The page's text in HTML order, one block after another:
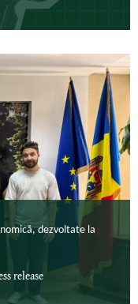
dezvoltate la
release